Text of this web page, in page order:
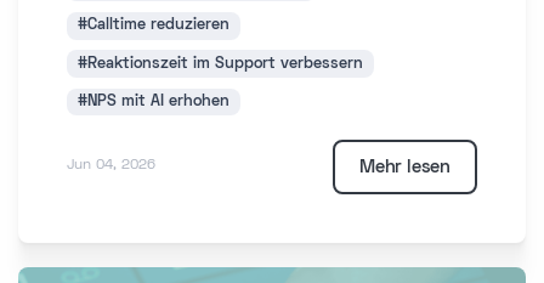
#Calltime reduzieren
#Reaktionszeit im Support verbessern
#NPS mit AI erhohen
Jun 04, 2026 Mehr lesen